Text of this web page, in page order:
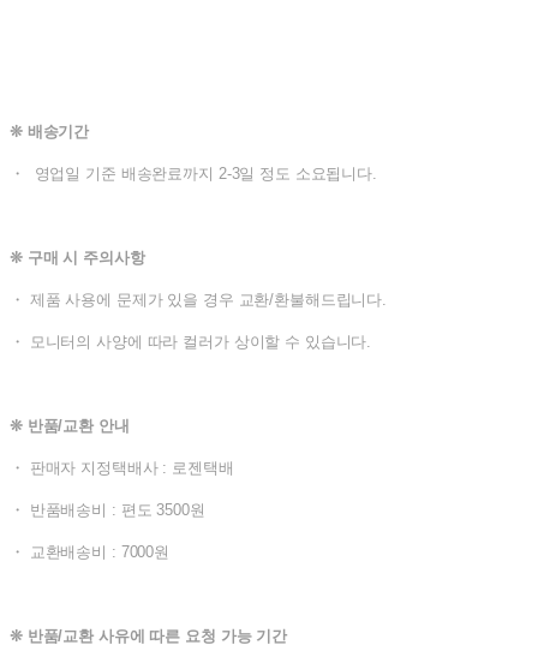
❊ 배송기간
・ 영업일 기준 배송완료까지 2-3일 정도 소요됩니다.
❊ 구매 시 주의사항
・ 제품 사용에 문제가 있을 경우 교환/환불해드립니다.
・ 모니터의 사양에 따라 컬러가 상이할 수 있습니다.
❊ 반품/교환 안내
・ 판매자 지정택배사 : 로젠택배
・ 반품배송비 : 편도 3500원
・ 교환배송비 : 7000원
❊ 반품/교환 사유에 따른 요청 가능 기간